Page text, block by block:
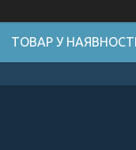
ТОВАР У